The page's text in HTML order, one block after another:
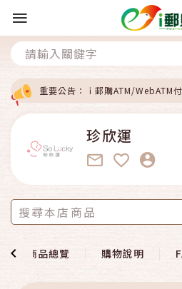
重要公告：ｉ郵購ATM/WebATM
珍欣運
商品總覽 購物說明